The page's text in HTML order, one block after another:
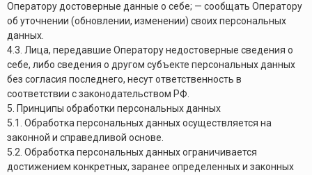
Оператору достоверные данные о себе; — сообщать Оператору
об уточнении (обновлении, изменении) своих персональных
данных.
4.3. Лица, передавшие Оператору недостоверные сведения о
себе, либо сведения о другом субъекте персональных данных
без согласия последнего, несут ответственность в
соответствии с законодательством РФ.
5. Принципы обработки персональных данных
5.1. Обработка персональных данных осуществляется на
законной и справедливой основе.
5.2. Обработка персональных данных ограничивается
достижением конкретных, заранее определенных и законных